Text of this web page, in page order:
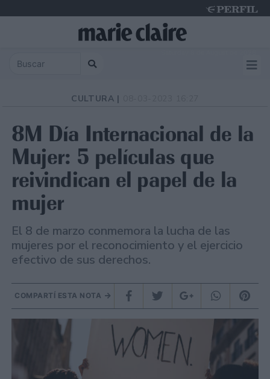
CULTURA |
8M Día Internacional de la
Mujer: 5 películas que
reivindican el papel de la
mujer
El 8 de marzo conmemora la lucha de las
mujeres por el reconocimiento y el ejercicio
efectivo de sus derechos.
COMPARTÍ ESTA NOTA